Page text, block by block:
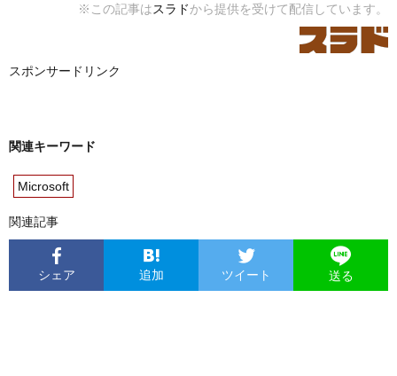
※この記事はスラドから提供を受けて配信しています。
スポンサードリンク
関連キーワード
Microsoft
関連記事
シェア 追加 ツイート 送る